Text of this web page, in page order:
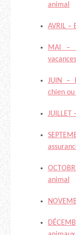
animal
AVRIL –
MAI –
vacances
JUIN –
chien ou
animal